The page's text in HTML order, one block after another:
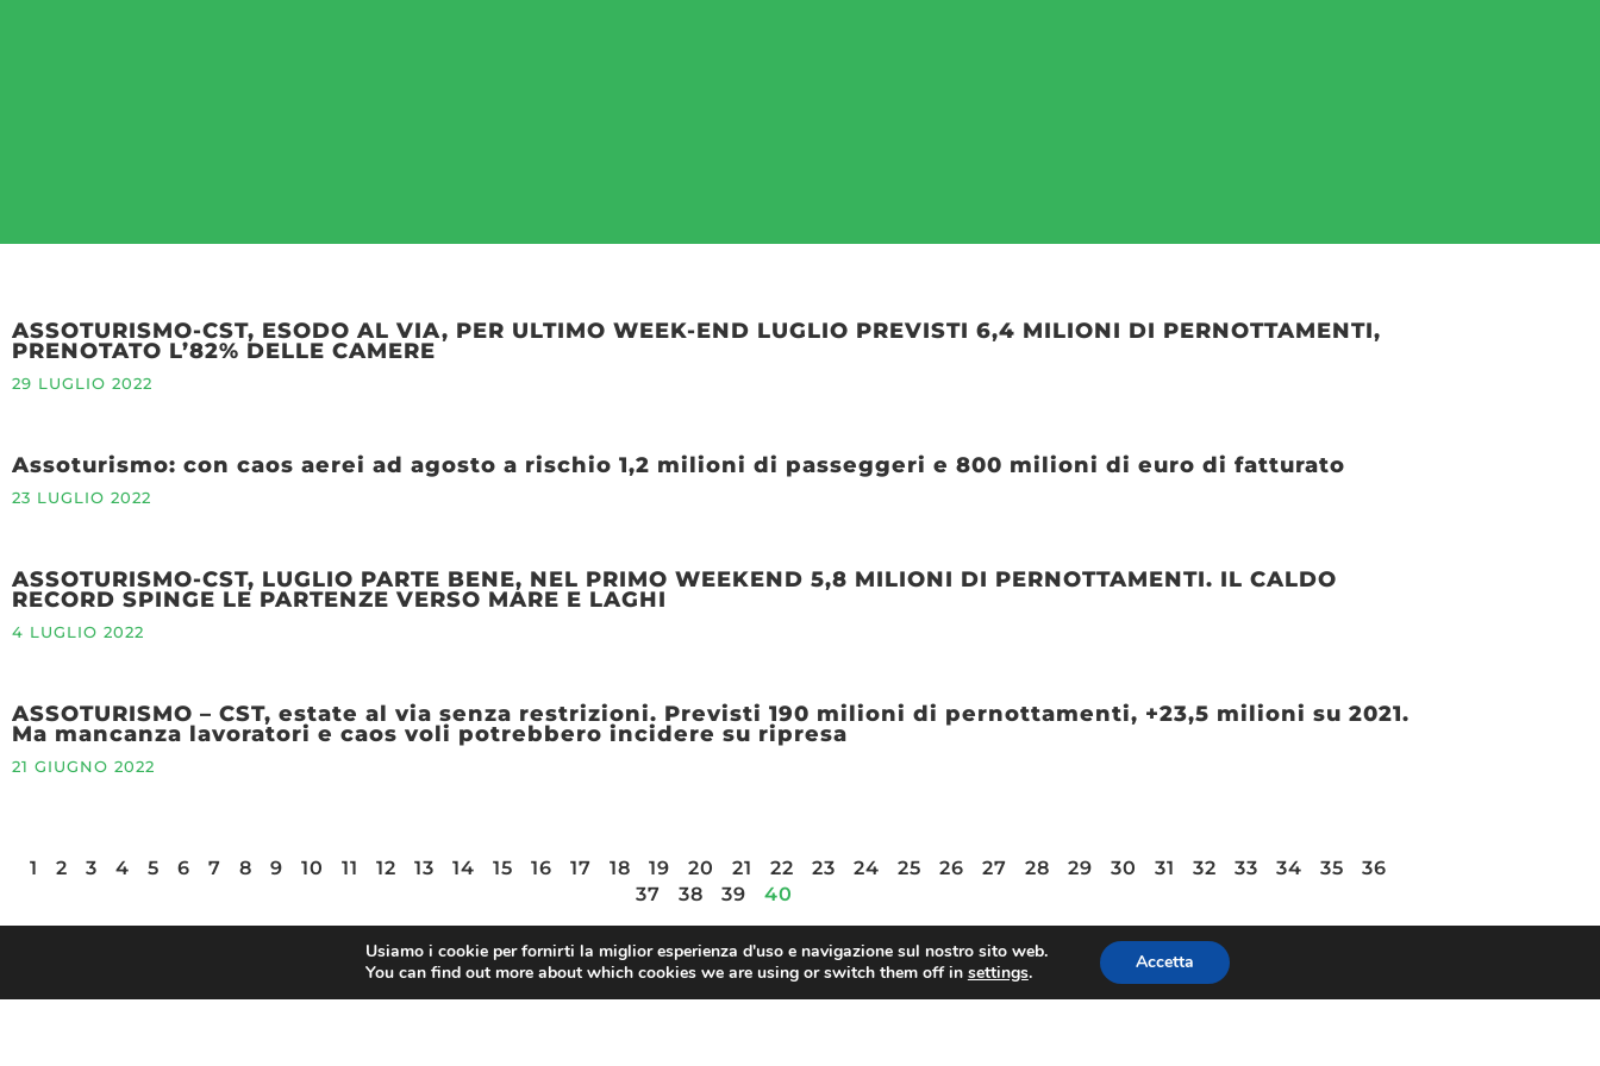
ASSOTURISMO-CST, ESODO AL VIA, PER ULTIMO WEEK-END LUGLIO PREVISTI 6,4 MILIONI DI PERNOTTAMENTI,
PRENOTATO L’82% DELLE CAMERE
29 LUGLIO 2022
Assoturismo: con caos aerei ad agosto a rischio 1,2 milioni di passeggeri e 800 milioni di euro di fatturato
23 LUGLIO 2022
ASSOTURISMO-CST, LUGLIO PARTE BENE, NEL PRIMO WEEKEND 5,8 MILIONI DI PERNOTTAMENTI. IL CALDO
RECORD SPINGE LE PARTENZE VERSO MARE E LAGHI
4 LUGLIO 2022
ASSOTURISMO – CST, estate al via senza restrizioni. Previsti 190 milioni di pernottamenti, +23,5 milioni su 2021.
Ma mancanza lavoratori e caos voli potrebbero incidere su ripresa
21 GIUGNO 2022
1 2 3 4 5 6 7 8 9 10 11 12 13 14 15 16 17 18 19 20 21 22 23 24 25 26 27 28 29 30 31 32 33 34 35
36
37
38 39 40
Usiamo i cookie per fornirti la miglior esperienza d'uso e navigazione sul nostro sito web.
You can find out more about which cookies we are using or switch them off in settings. Accetta